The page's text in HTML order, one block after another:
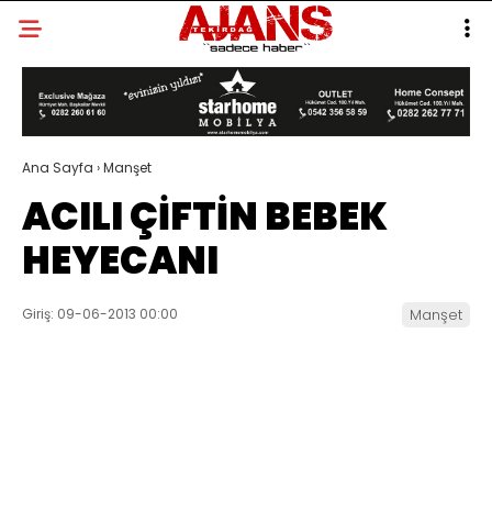
Ana Sayfa ›Manşet
ACILI ÇİFTİN BEBEK
HEYECANI
Giriş: 09-06-2013 00:00 Manşet